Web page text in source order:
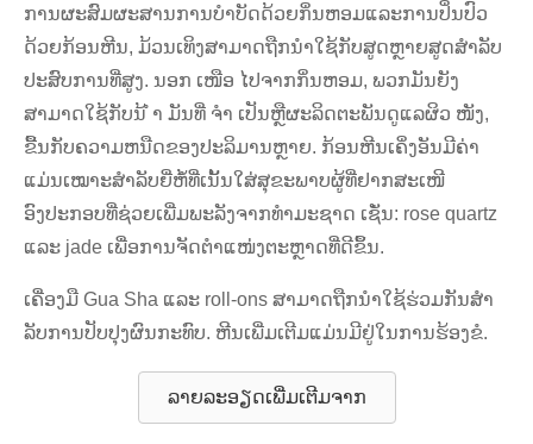
ການຜະສົມຜະສານການບໍາບັດດ້ວຍກິ່ນຫອມແລະການປິ່ນປົວ
ດ້ວຍກ້ອນຫີນ, ມ້ວນເທິງສາມາດຖືກນໍາໃຊ້ກັບສູດຫຼາຍສູດສໍາລັບ
ປະສົບການທີ່ສູງ. ນອກ ເໜືອ ໄປຈາກກິ່ນຫອມ, ພວກມັນຍັງ
ສາມາດໃຊ້ກັບນ້ ຳ ມັນທີ່ ຈຳ ເປັນຫຼືຜະລິດຕະພັນດູແລຜິວ ໜັງ,
ຂື້ນກັບຄວາມຫນືດຂອງປະລິມານຫຼາຍ. ກ້ອນຫີນເຄິ່ງອັນມີຄ່າ
ແມ່ນເໝາະສຳລັບຍີ່ຫໍ້ທີ່ເນັ້ນໃສ່ສຸຂະພາບຜູ້ທີ່ຢາກສະເໜີ
ອົງປະກອບທີ່ຊ່ວຍເພີ່ມພະລັງຈາກທຳມະຊາດ ເຊັ່ນ: rose quartz
ແລະ jade ເພື່ອການຈັດຕຳແໜ່ງຕະຫຼາດທີ່ດີຂຶ້ນ.
ເຄື່ອງມື Gua Sha ແລະ roll-ons ສາມາດຖືກນໍາໃຊ້ຮ່ວມກັນສໍາ
ລັບການປັບປຸງຜົນກະທົບ. ຫີນເພີ່ມເຕີມແມ່ນມີຢູ່ໃນການຮ້ອງຂໍ.
ລາຍລະອຽດເພີ່ມເຕີມຈາກ